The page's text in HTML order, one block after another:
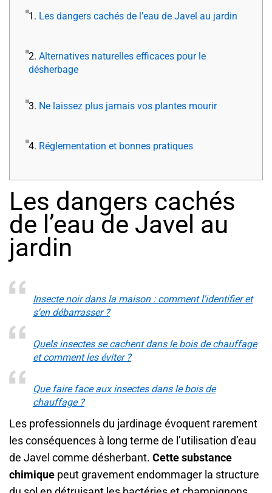
1. Les dangers cachés de l’eau de Javel au jardin
2. Alternatives naturelles efficaces pour le
désherbage
3. Ne laissez plus jamais vos plantes mourir
4. Réglementation et bonnes pratiques
Les dangers cachés
de l’eau de Javel au
jardin
Insecte noir dans la maison : comment l'identifier et
s'en débarrasser ?
Quels insectes se cachent dans le bois de chauffage
et comment les éviter ?
Que faire face aux insectes dans le bois de
chauffage ?
Les professionnels du jardinage évoquent rarement
les conséquences à long terme de l’utilisation d’eau
de Javel comme désherbant. Cette substance
chimique peut gravement endommager la structure